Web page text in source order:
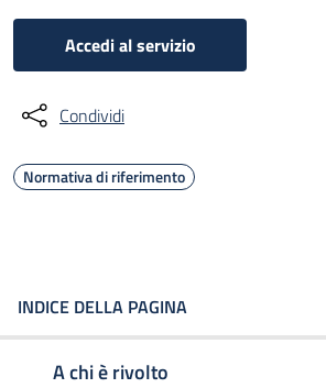
Accedi al servizio
Condividi
Normativa di riferimento
INDICE DELLA PAGINA
A chi è rivolto